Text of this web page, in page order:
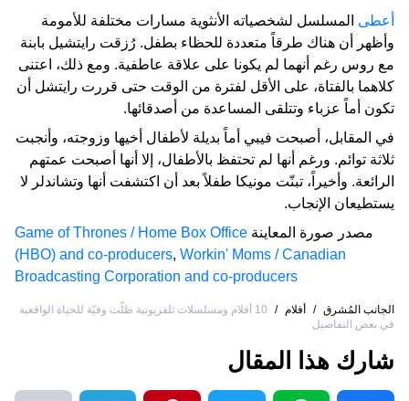
أعطى المسلسل لشخصياته الأنثوية مسارات مختلفة للأمومة
وأظهر أن هناك طرقاً متعددة للحظاء بطفل. رُزقت رايتشيل بابنة
مع روس رغم أنهما لم يكونا على علاقة عاطفية. ومع ذلك، اعتنى
كلاهما بالفتاة، على الأقل لفترة من الوقت حتى قررت رايتشل أن
تكون أماً عزباء وتتلقى المساعدة من أصدقائها.
في المقابل، أصبحت فيبي أماً بديلة لأطفال أخيها وزوجته، وأنجبت
ثلاثة توائم. ورغم أنها لم تحتفظ بالأطفال، إلا أنها أصبحت عمتهم
الرائعة. وأخيراً، تبنّت مونيكا طفلاً بعد أن اكتشفت أنها وتشاندلر لا
يستطيعان الإنجاب.
مصدر صورة المعاينة Game of Thrones / Home Box Office
(HBO) and co-producers, Workin' Moms / Canadian
Broadcasting Corporation and co-producers
الجانب المُشرق / أفلام /
10 أفلام ومسلسلات تلفزيونية ظلّت وفيّة للحياة الواقعية
في بعض التفاصيل
شارك هذا المقال